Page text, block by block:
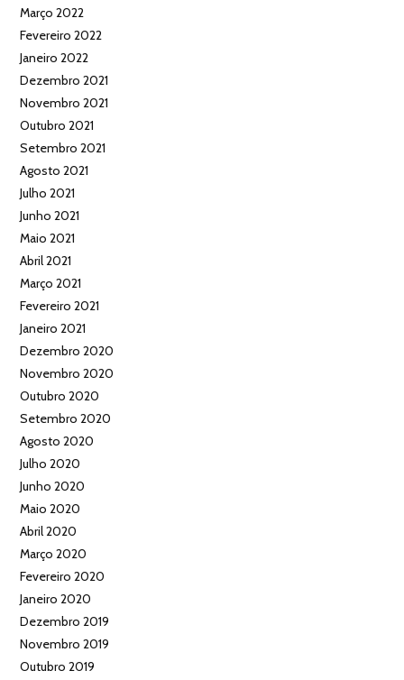
Março 2022
Fevereiro 2022
Janeiro 2022
Dezembro 2021
Novembro 2021
Outubro 2021
Setembro 2021
Agosto 2021
Julho 2021
Junho 2021
Maio 2021
Abril 2021
Março 2021
Fevereiro 2021
Janeiro 2021
Dezembro 2020
Novembro 2020
Outubro 2020
Setembro 2020
Agosto 2020
Julho 2020
Junho 2020
Maio 2020
Abril 2020
Março 2020
Fevereiro 2020
Janeiro 2020
Dezembro 2019
Novembro 2019
Outubro 2019